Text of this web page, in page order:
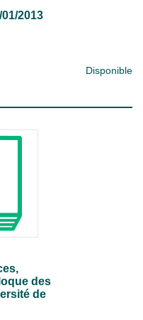
01/2013
Disponible
des
de